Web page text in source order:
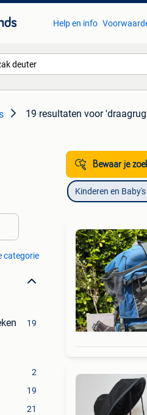
Help en info
19 resultaten voor
categorie
19
2
19
21
Bewaar je
Kinderen en Baby's